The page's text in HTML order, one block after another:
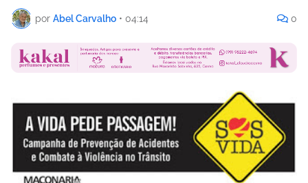
por Abel Carvalho • 04:14 0